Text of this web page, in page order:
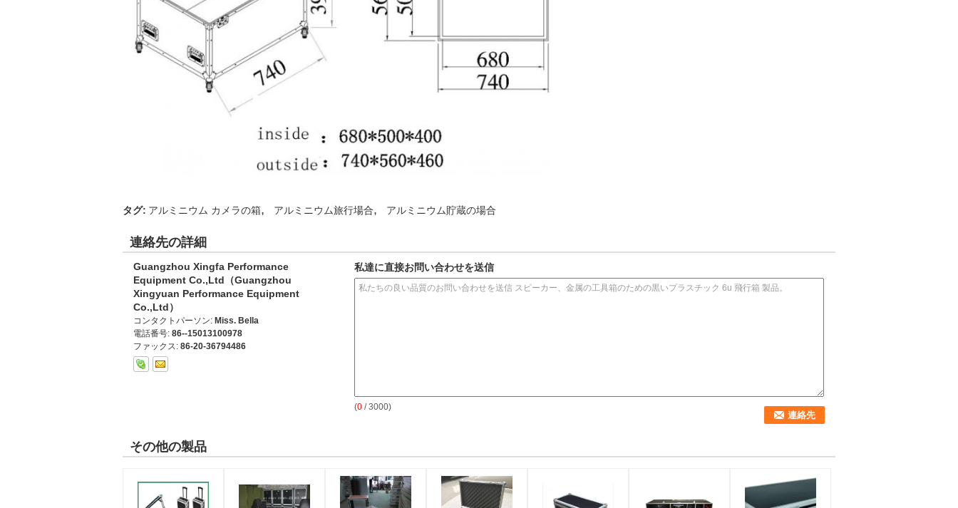
タグ: アルミニウム カメラの箱, アルミニウム旅行場合, アルミニウム貯蔵の場合
連絡先の詳細
Guangzhou Xingfa Performance
Equipment Co.,Ltd（Guangzhou
Xingyuan Performance Equipment
Co.,Ltd）
コンタクトパーソン: Miss. Bella
電話番号: 86--15013100978
ファックス: 86-20-36794486
私達に直接お問い合わせを送信
(0 / 3000)
その他の製品